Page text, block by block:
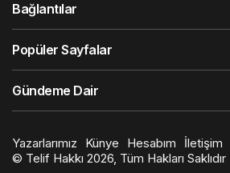
Bağlantılar
Popüler Sayfalar
Gündeme Dair
Yazarlarımız Künye Hesabım İletişim
© Telif Hakkı 2026, Tüm Hakları Saklıdır